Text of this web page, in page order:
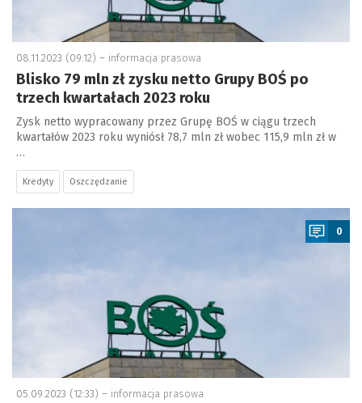
08.11.2023 (09:12) – informacja prasowa
Blisko 79 mln zł zysku netto Grupy BOŚ po
trzech kwartałach 2023 roku
Zysk netto wypracowany przez Grupę BOŚ w ciągu trzech
kwartałów 2023 roku wyniósł 78,7 mln zł wobec 115,9 mln zł w
…
Kredyty Oszczędzanie
a
0
05.09.2023 (12:33) – informacja prasowa